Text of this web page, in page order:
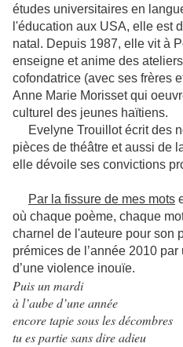
études universitaires en
l'éducation aux USA, elle est
natal. Depuis 1987, elle vit à
enseigne et anime des
cofondatrice (avec ses frères
Anne Marie Morisset qui
culturel des jeunes haïtiens.
Evelyne Trouillot écrit des
pièces de théâtre et aussi de
elle dévoile ses convictions
Par la fissure de mes mots
où chaque poème, chaque
charnel de l'auteure pour son
prémices de l’année 2010
d’une violence inouïe.
Puis un mardi
à l’aube d’une année
encore tapie sous les décombres
tu es partie sans dire adieu